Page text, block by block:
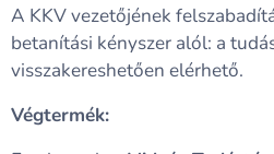
A KKV vezetőjének
betanítási kényszer alól: a
visszakereshetően elérhető.
Végtermék: